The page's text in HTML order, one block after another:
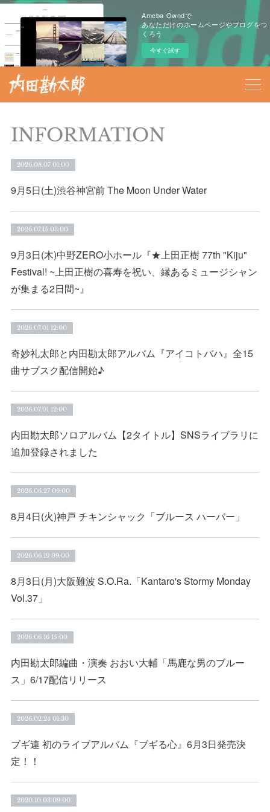
Ameba Owndで
あなただけのホームページやブログをつ
くろう
今すぐ試す
INFORMATION
2026.08.07 01:00
9月5日(土)渋谷神宮前 The Moon Under Water
2026.07.15 03:00
9月3日(木)中野ZERO小ホール『★上田正樹 77th "Kiju"
Festival! ~上田正樹の喜寿を祝い、縁あるミュージシャン
が集まる2日間~』
2026.07.01 12:00
奇妙礼太郎と内田勘太郎アルバム『アイコトバハ』全15
曲サブスク配信開始♪
2026.07.01 12:00
内田勘太郎ソロアルバム【2タイトル】SNSライブラリに
追加登録されました
2026.06.27 09:00
8月4日(火)神戸 チキンシャック「ブルース ハーバー」
2026.06.19 09:00
8月3日(月)大阪難波 S.O.Ra.「Kantaro's Stormy Monday
Vol.37」
2026.06.16 15:00
内田勘太郎編曲・演奏 おおい大輔「馬鹿な男のブルー
ス」6/17配信リリース
2026.02.24 01:30
ブギ連 初のライブアルバム『ブギる心』6月3日発売決
定！！
2020.10.03 09:00